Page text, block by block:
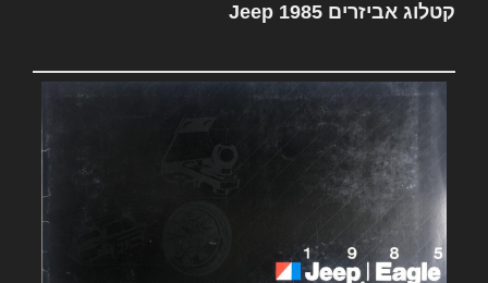
קטלוג אביזרים Jeep 1985